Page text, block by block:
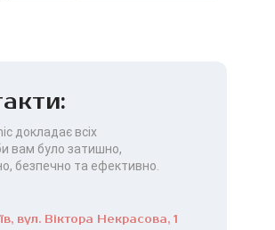
докладає всіх
вам було затишно,
безпечно та ефективно.
вул. Віктора Некрасова, 1